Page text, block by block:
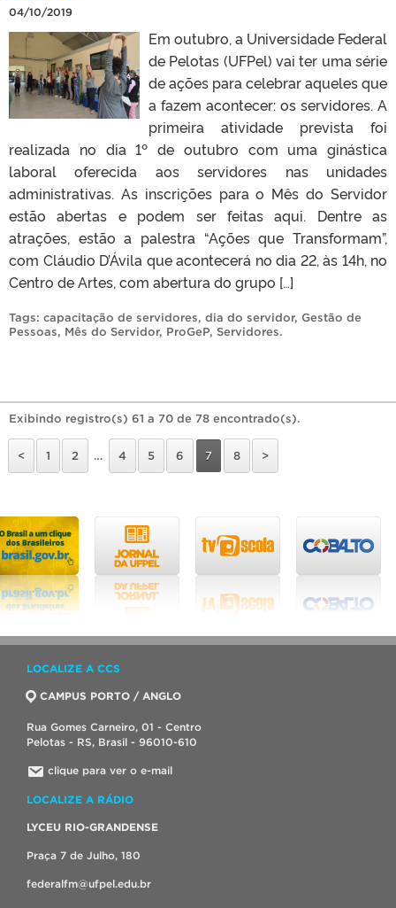
04/10/2019
Em outubro, a Universidade Federal
de Pelotas (UFPel) vai ter uma série
de ações para celebrar aqueles que
a fazem acontecer: os servidores. A
primeira atividade prevista foi
realizada no dia 1º de outubro com uma ginástica
laboral oferecida aos servidores nas unidades
administrativas. As inscrições para o Mês do Servidor
estão abertas e podem ser feitas aqui. Dentre as
atrações, estão a palestra “Ações que Transformam”,
com Cláudio D’Ávila que acontecerá no dia 22, às 14h, no
Centro de Artes, com abertura do grupo […]
Tags: capacitação de servidores, dia do servidor, Gestão de
Pessoas, Mês do Servidor, ProGeP, Servidores.
Exibindo registro(s) 61 a 70 de 78 encontrado(s).
< 1 2 … 4 5 6 7 8 >
LOCALIZE A CCS
CAMPUS PORTO / ANGLO
Rua Gomes Carneiro, 01 - Centro
Pelotas - RS, Brasil - 96010-610
clique para ver o e-mail
LOCALIZE A RÁDIO
LYCEU RIO-GRANDENSE
Praça 7 de Julho, 180
federalfm@ufpel.edu.br